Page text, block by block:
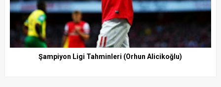
Şampiyon Ligi Tahminleri (Orhun Alicikoğlu)